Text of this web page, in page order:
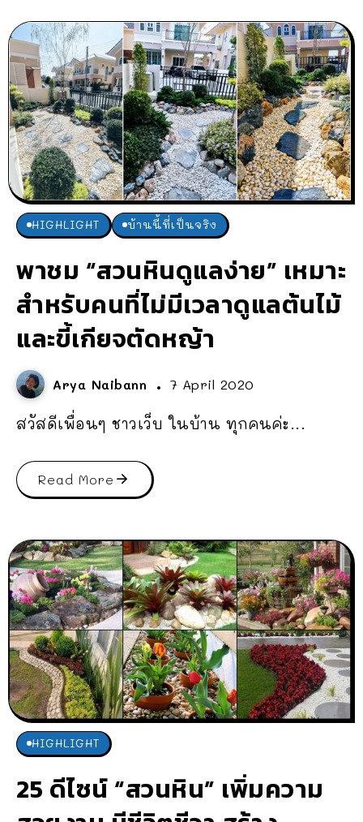
HIGHLIGHT บ้านนี้ที่เป็นจริง
พาชม “สวนหินดูแลง่าย” เหมาะ
สำหรับคนที่ไม่มีเวลาดูแลต้นไม้
และขี้เกียจตัดหญ้า
Arya Naibann 7 April 2020
สวัสดีเพื่อนๆ ชาวเว็บ ในบ้าน ทุกคนค่ะ...
Read More
HIGHLIGHT
25 ดีไซน์ “สวนหิน” เพิ่มความ